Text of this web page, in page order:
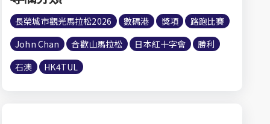
長榮城市觀光馬拉松2026 數碼港 獎項
路跑比賽
John Chan
合歡山馬拉松 日本紅十字會
勝利
石澳
HK4TUL